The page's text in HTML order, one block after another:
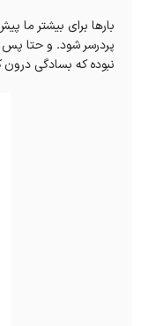
بارها برای بیشتر ما
پردرسر شود. و حتا پس
نبوده که بسادگی